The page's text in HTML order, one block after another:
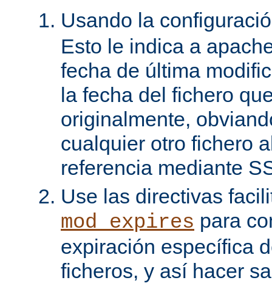
Usando la
Esto le indica a
fecha de última
la fecha del fichero
originalmente,
cualquier otro fichero
referencia mediante
Use las directivas
mod_expires para
expiración específica
ficheros, y así hacer